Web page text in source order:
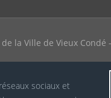
la Ville de Vieux Condé
sociaux et